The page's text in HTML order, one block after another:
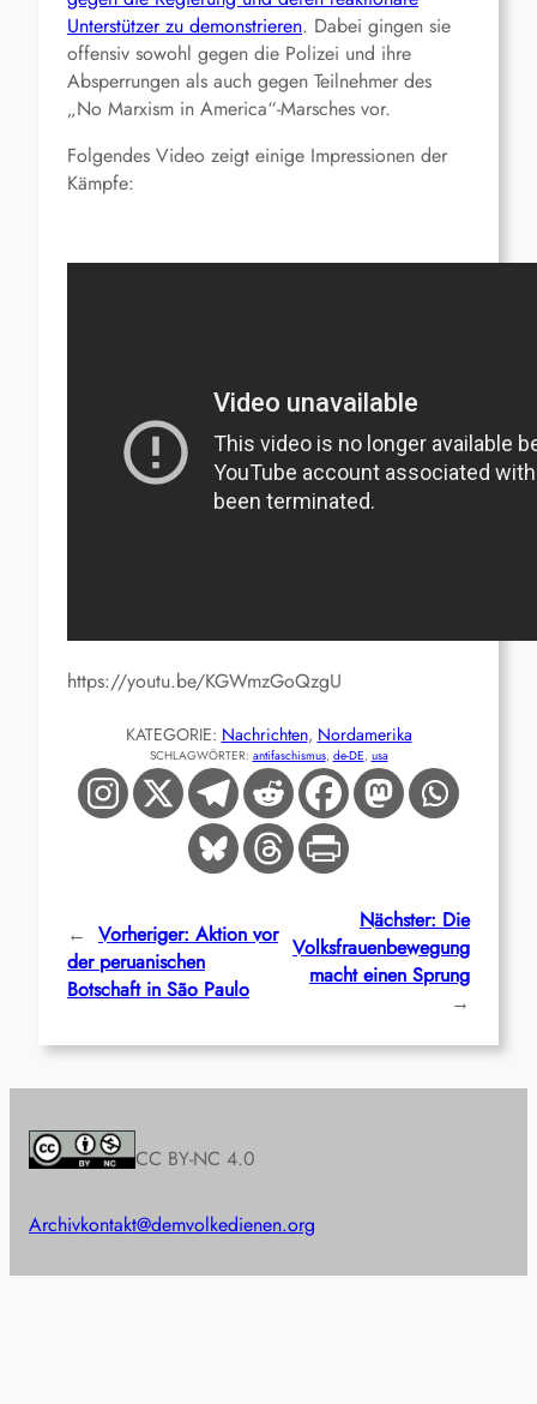
Unterstützer zu demonstrieren. Dabei gingen sie
offensiv sowohl gegen die Polizei und ihre
Absperrungen als auch gegen Teilnehmer des
„No Marxism in America“-Marsches vor.
Folgendes Video zeigt einige Impressionen der
Kämpfe:
https://youtu.be/KGWmzGoQzgU
KATEGORIE: Nachrichten, Nordamerika
SCHLAGWÖRTER: antifaschismus, de-DE, usa
← Vorheriger: Aktion vor
der peruanischen
Botschaft in São Paulo
Nächster: Die
Volksfrauenbewegung
macht einen Sprung
→
CC BY-NC 4.0
Archivkontakt@demvolkedienen.org